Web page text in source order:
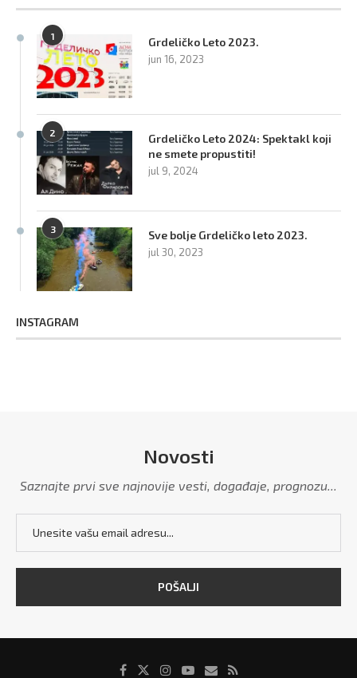
1 Grdeličko Leto 2023.
jun 16, 2023
2
Grdeličko Leto 2024: Spektakl koji
ne smete propustiti!
jul 9, 2024
3 Sve bolje Grdeličko leto 2023.
jul 30, 2023
INSTAGRAM
Novosti
Saznajte prvi sve najnovije vesti, događaje, prognozu...